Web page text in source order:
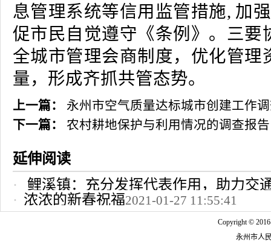
息管理系统等信用监管措施, 加
促市民自觉遵守《条例》。三要
全城市管理会商制度，优化管理
量，形成齐抓共管态势。
上一篇：
永州市空气质量达标城市创建工作
下一篇：
农村耕地保护与利用情况的调查报告
延伸阅读
鲤溪镇：充分发挥代表作用，助力交
2022-10-24 12:09:37
浓浓的新春祝福2021-01-27 11:55:41
Copyright ©
永州市人